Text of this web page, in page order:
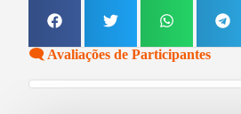
🗨️ Avaliações de Participantes